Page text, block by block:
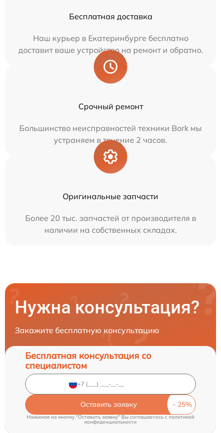
Бесплатная доставка
Наш курьер в Екатеринбурге бесплатно
доставит ваше устройство на ремонт и обратно.
Срочный ремонт
Большинство неисправностей техники Bork мы
устраняем в течение 2 часов.
Оригинальные запчасти
Более 20 тыс. запчастей от производителя в
наличии на собственных складах.
Нужна консультация?
Закажите бесплатную консультацию
Бесплатная консультация со
специалистом
Оставить заявку
Нажимая на кнопку "Оставить заявку" Вы соглашаетесь cполитикой
конфиденциальности